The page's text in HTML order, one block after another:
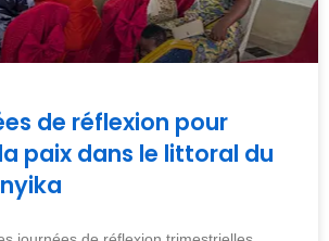
de réflexion pour
paix dans le littoral du